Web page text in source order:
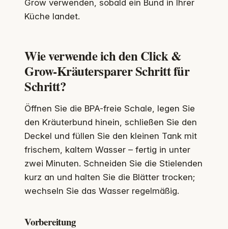
Grow verwenden, sobald ein Bund in Ihrer
Küche landet.
Wie verwende ich den Click &
Grow-Kräutersparer Schritt für
Schritt?
Öffnen Sie die BPA-freie Schale, legen Sie
den Kräuterbund hinein, schließen Sie den
Deckel und füllen Sie den kleinen Tank mit
frischem, kaltem Wasser – fertig in unter
zwei Minuten. Schneiden Sie die Stielenden
kurz an und halten Sie die Blätter trocken;
wechseln Sie das Wasser regelmäßig.
Vorbereitung